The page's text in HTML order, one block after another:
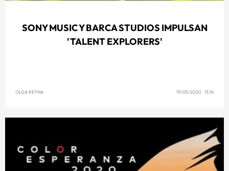
SONY MUSIC Y BARCA STUDIOS IMPULSAN
'TALENT EXPLORERS'
OLGA REYNA 19/05/2020 13:16